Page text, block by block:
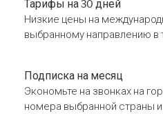
Тарифы на 30 дней
Низкие цены на
выбранному направлению в
Подписка на месяц
Экономьте на звонках на
номера выбранной страны и